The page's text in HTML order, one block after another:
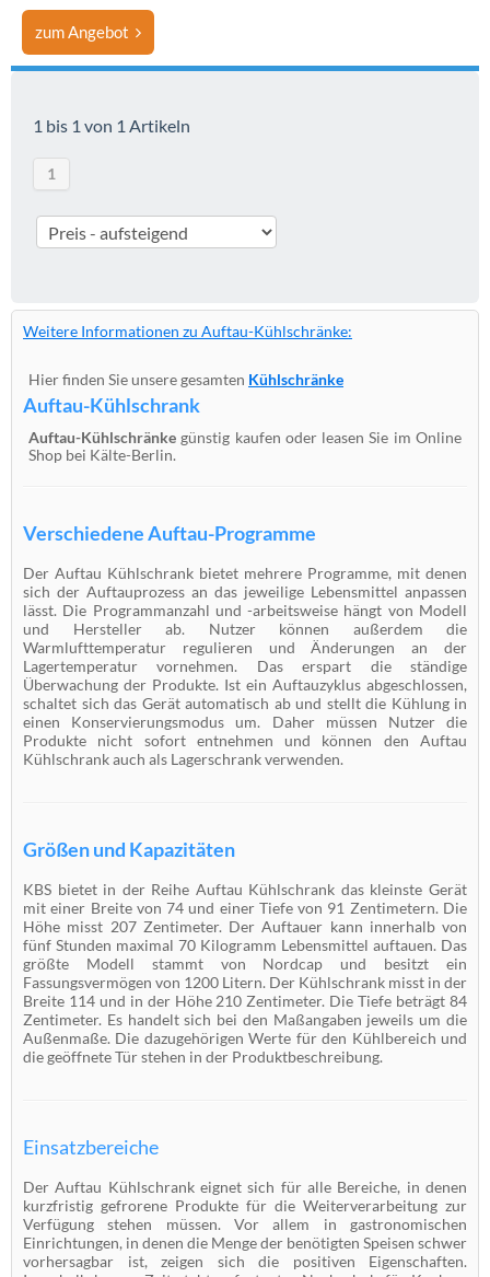
zum Angebot
1 bis 1 von 1 Artikeln
1
Weitere Informationen zu Auftau-Kühlschränke:
Hier finden Sie unsere gesamten Kühlschränke
Auftau-Kühlschrank
Auftau-Kühlschränke günstig kaufen oder leasen Sie im Online
Shop bei Kälte-Berlin.
Verschiedene Auftau-Programme
Der Auftau Kühlschrank bietet mehrere Programme, mit denen
sich der Auftauprozess an das jeweilige Lebensmittel anpassen
lässt. Die Programmanzahl und -arbeitsweise hängt von Modell
und Hersteller ab. Nutzer können außerdem die
Warmlufttemperatur regulieren und Änderungen an der
Lagertemperatur vornehmen. Das erspart die ständige
Überwachung der Produkte. Ist ein Auftauzyklus abgeschlossen,
schaltet sich das Gerät automatisch ab und stellt die Kühlung in
einen Konservierungsmodus um. Daher müssen Nutzer die
Produkte nicht sofort entnehmen und können den Auftau
Kühlschrank auch als Lagerschrank verwenden.
Größen und Kapazitäten
KBS bietet in der Reihe Auftau Kühlschrank das kleinste Gerät
mit einer Breite von 74 und einer Tiefe von 91 Zentimetern. Die
Höhe misst 207 Zentimeter. Der Auftauer kann innerhalb von
fünf Stunden maximal 70 Kilogramm Lebensmittel auftauen. Das
größte Modell stammt von Nordcap und besitzt ein
Fassungsvermögen von 1200 Litern. Der Kühlschrank misst in der
Breite 114 und in der Höhe 210 Zentimeter. Die Tiefe beträgt 84
Zentimeter. Es handelt sich bei den Maßangaben jeweils um die
Außenmaße. Die dazugehörigen Werte für den Kühlbereich und
die geöffnete Tür stehen in der Produktbeschreibung.
Einsatzbereiche
Der Auftau Kühlschrank eignet sich für alle Bereiche, in denen
kurzfristig gefrorene Produkte für die Weiterverarbeitung zur
Verfügung stehen müssen. Vor allem in gastronomischen
Einrichtungen, in denen die Menge der benötigten Speisen schwer
vorhersagbar ist, zeigen sich die positiven Eigenschaften.